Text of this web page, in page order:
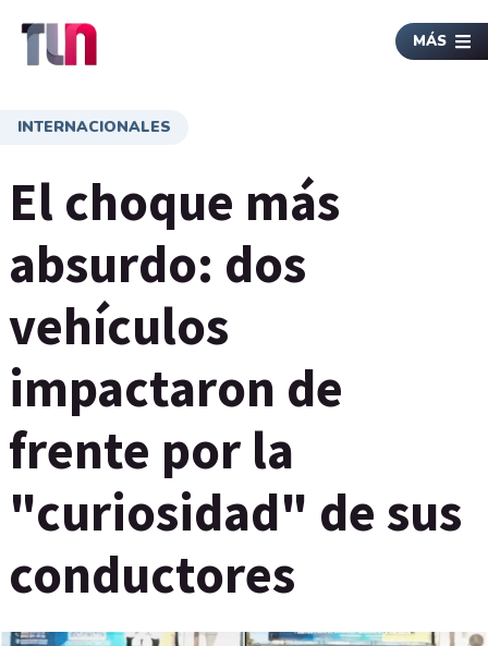
MÁS
INTERNACIONALES
El choque más
absurdo: dos
vehículos
impactaron de
frente por la
"curiosidad" de sus
conductores